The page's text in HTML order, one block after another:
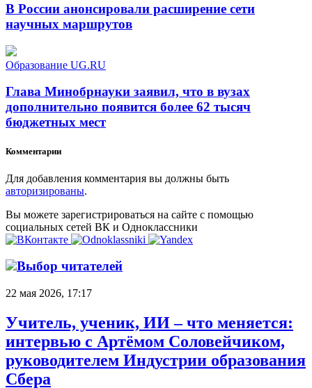
В России анонсировали расширение сети
научных маршрутов
Образование UG.RU
Глава Минобрнауки заявил, что в вузах
дополнительно появится более 62 тысяч
бюджетных мест
Комментарии
Для добавления комментария вы должны быть
авторизированы.
Вы можете зарегистрироваться на сайте с помощью
социальных сетей ВК и Одноклассники
Выбор читателей
22 мая 2026, 17:17
Учитель, ученик, ИИ – что меняется:
интервью с Артёмом Соловейчиком,
руководителем Индустрии образования
Сбера